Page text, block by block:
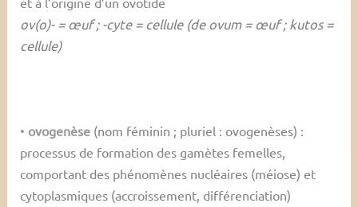
ov(o)- = œuf ; -cyte = cellule (de ovum = œuf ; kutos =
cellule)
• ovogenèse (nom féminin ; pluriel : ovogenèses) :
processus de formation des gamètes femelles,
comportant des phénomènes nucléaires (méiose) et
cytoplasmiques (accroissement, différenciation)